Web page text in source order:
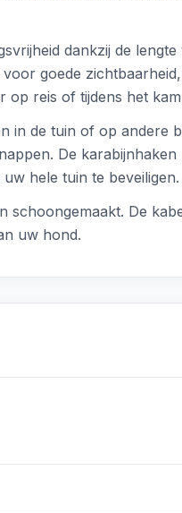
dankzij de lengte
goede
op reis of tijdens het
in de tuin of op andere
De karabijnhaken
hele tuin te beveiligen.
schoongemaakt. De
uw hond.